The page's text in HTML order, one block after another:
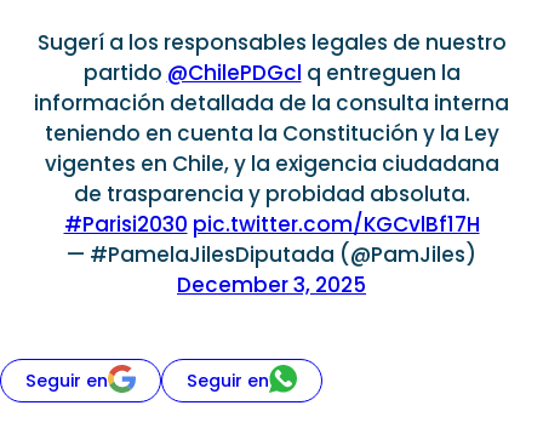
Sugerí a los responsables legales de nuestro
partido @ChilePDGcl q entreguen la
información detallada de la consulta interna
teniendo en cuenta la Constitución y la Ley
vigentes en Chile, y la exigencia ciudadana
de trasparencia y probidad absoluta.
#Parisi2030 pic.twitter.com/KGCvlBf17H
— #PamelaJilesDiputada (@PamJiles)
December 3, 2025
Seguir en Seguir en